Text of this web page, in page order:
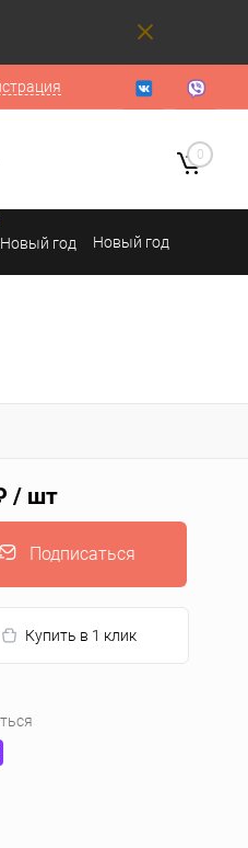
0
Новый год
/ шт
Подписаться
Купить в 1 клик